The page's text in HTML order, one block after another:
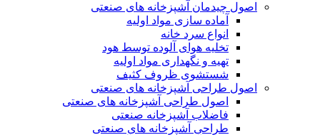
اصول چیدمان آشپزخانه های صنعتی
آماده سازی مواد اولیه
انواع سرد خانه
تخلیه هوای آلوده توسط هود
تهیه و نگهداری مواد اولیه
شستشوی ظروف کثیف
اصول طراحی آشپزخانه های صنعتی
اصول طراحی آشپزخانه های صنعتی
فاضلاب آشپزخانه صنعتی
طراحی آشپزخانه های صنعتی